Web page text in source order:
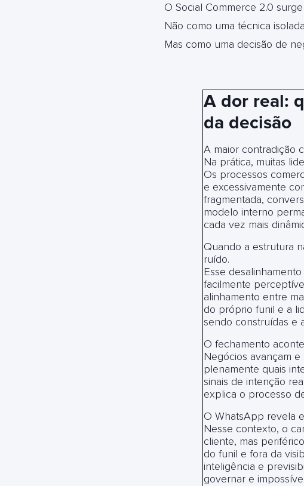
O Social Commerce 2.0
Não como uma técnica
Mas como uma decisão de
A dor real:
da decisão
A maior contradição
Na prática, muitas
Os processos
e excessivamente
fragmentada,
modelo interno
cada vez mais
Quando a estrutura
ruído.
Esse
facilmente
alinhamento entre
do próprio funil e a
sendo construídas e
O fechamento
Negócios avançam
plenamente quais
sinais de intenção
explica o processo
O WhatsApp revela
Nesse contexto, o
cliente, mas
do funil e fora da
inteligência e
governar e